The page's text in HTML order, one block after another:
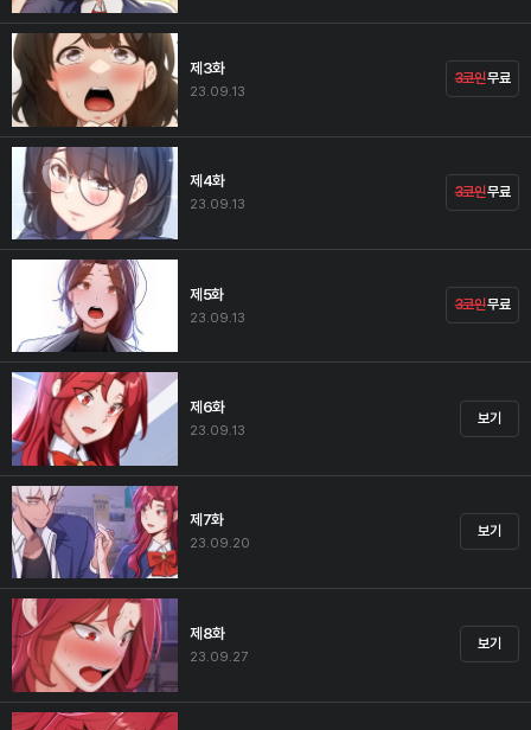
제3화
23.09.13
3코인무료
제4화
23.09.13
3코인무료
제5화
23.09.13
3코인무료
제6화
23.09.13
보기
제7화
23.09.20
보기
제8화
23.09.27
보기